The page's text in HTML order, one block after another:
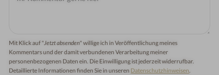
Mit Klick auf "Jetzt absenden" willige ich in Veröffentlichung meines
Kommentars und der damit verbundenen Verarbeitung meiner
personenbezogenen Daten ein. Die Einwilligung ist jederzeit widerrufbar.
Detaillierte Informationen finden Sie in unseren Datenschutzhinweisen.